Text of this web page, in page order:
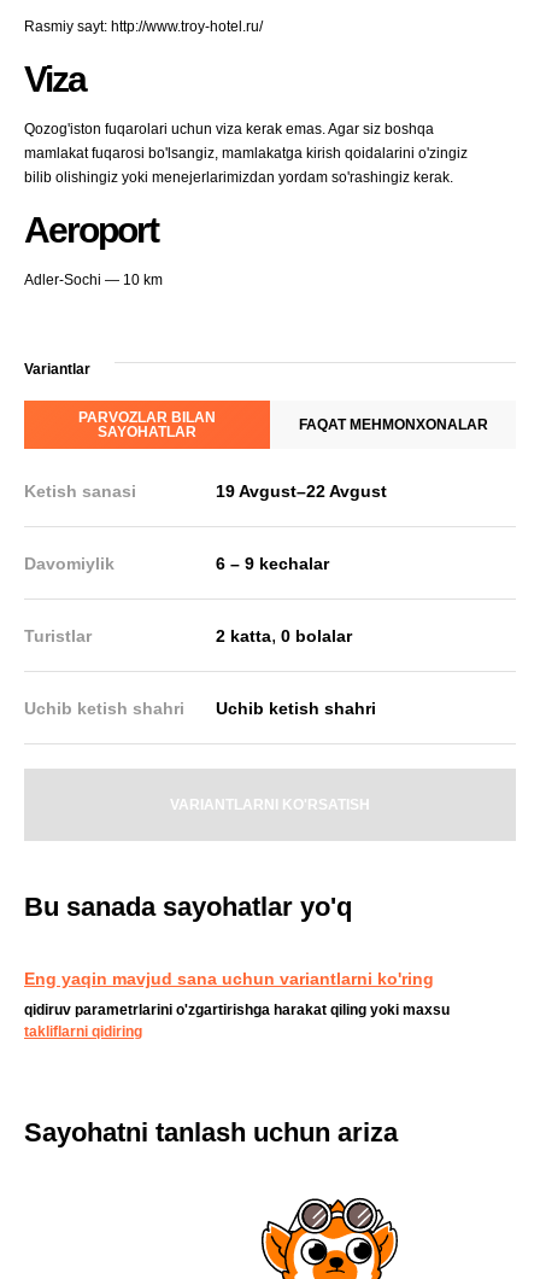
Rasmiy sayt: http://www.troy-hotel.ru/
Viza
Qozog'iston fuqarolari uchun viza kerak emas. Agar siz boshqa
mamlakat fuqarosi bo'lsangiz, mamlakatga kirish qoidalarini o'zingiz
bilib olishingiz yoki menejerlarimizdan yordam so'rashingiz kerak.
Aeroport
Adler-Sochi — 10 km
Variantlar
PARVOZLAR BILAN
SAYOHATLAR
FAQAT MEHMONXONALAR
Ketish sanasi 19 Avgust–22 Avgust
Davomiylik 6 – 9 kechalar
Turistlar 2 katta,0 bolalar
Uchib ketish shahri Uchib ketish shahri
VARIANTLARNI KO'RSATISH
Bu sanada sayohatlar yo'q
Eng yaqin mavjud sana uchun variantlarni ko'ring
qidiruv parametrlarini o'zgartirishga harakat qiling yoki maxsu
takliflarni qidiring
Sayohatni tanlash uchun ariza